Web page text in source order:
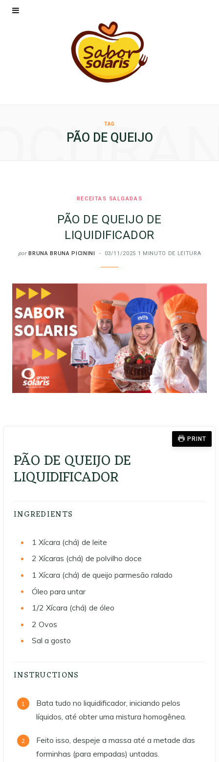
TAG
PÃO DE QUEIJO
RECEITAS SALGADAS
PÃO DE QUEIJO DE
LIQUIDIFICADOR
por BRUNA BRUNA PICININI 03/11/2025 1 MINUTO DE LEITURA
PRINT
PÃO DE QUEIJO DE
LIQUIDIFICADOR
INGREDIENTS
1 Xícara (chá) de leite
2 Xícaras (chá) de polvilho doce
1 Xícara (chá) de queijo parmesão ralado
Óleo para untar
1/2 Xícara (chá) de óleo
2 Ovos
Sal a gosto
INSTRUCTIONS
Bata tudo no liquidificador, iniciando pelos
líquidos, até obter uma mistura homogênea.
Feito isso, despeje a massa até a metade das
forminhas (para empadas) untadas.